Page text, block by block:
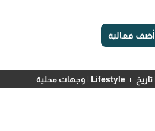
أضف فعالية
Lifestyle | وجهات محلية